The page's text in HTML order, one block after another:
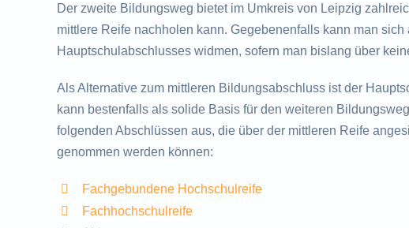
Der zweite Bildungsweg bietet im Umkreis von Leipzig
mittlere Reife nachholen kann. Gegebenenfalls kann man
Hauptschulabschlusses widmen, sofern man bislang über
Als Alternative zum mittleren Bildungsabschluss ist der
kann bestenfalls als solide Basis für den weiteren
folgenden Abschlüssen aus, die über der mittleren Reife
genommen werden können:
Fachgebundene Hochschulreife
Fachhochschulreife